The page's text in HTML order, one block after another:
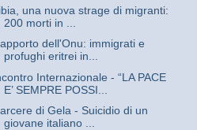
una nuova strage di migranti:
200 morti in ...
dell'Onu: immigrati e
profughi eritrei in...
Internazionale - “LA PACE
E’ SEMPRE POSSI...
di Gela - Suicidio di un
giovane italiano ...